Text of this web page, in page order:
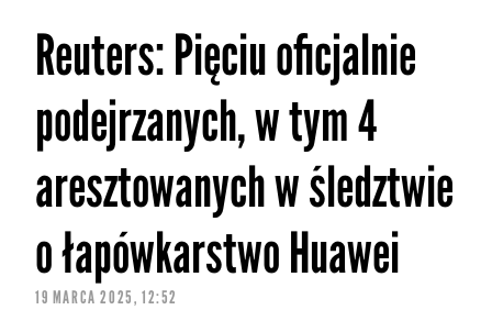
Reuters: Pięciu oficjalnie
podejrzanych, w tym 4
aresztowanych w śledztwie
o łapówkarstwo Huawei
19 MARCA 2025, 12:52